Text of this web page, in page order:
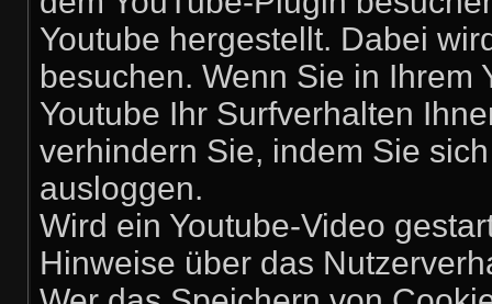
Youtube hergestellt. Dabei
besuchen. Wenn Sie in Ihrem
Youtube Ihr Surfverhalten
verhindern Sie, indem Sie
ausloggen.
Wird ein Youtube-Video
Hinweise über das